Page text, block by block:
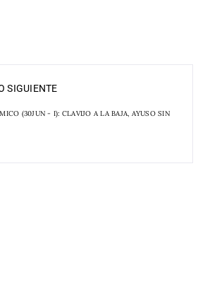
SIGUIENTE
(30JUN - I): CLAVIJO A LA BAJA, AYUSO SIN